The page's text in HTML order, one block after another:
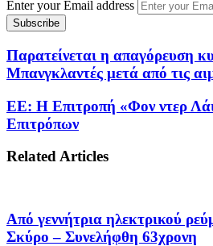
Enter your Email address
Παρατείνεται η απαγόρευση
Μπανγκλαντές μετά από τις
ΕΕ: Η Επιτροπή «Φον ντερ
Επιτρόπων
Related Articles
Από γεννήτρια ηλεκτρικού
Σκύρο – Συνελήφθη 63χρονη